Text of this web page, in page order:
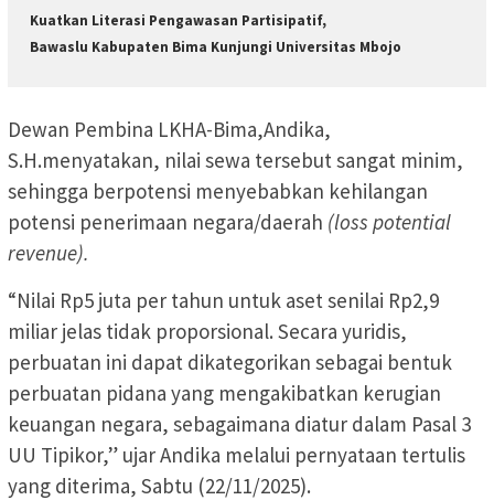
Kuatkan Literasi Pengawasan Partisipatif,
Bawaslu Kabupaten Bima Kunjungi Universitas Mbojo
Dewan Pembina LKHA-Bima,Andika,
S.H.menyatakan, nilai sewa tersebut sangat minim,
sehingga berpotensi menyebabkan kehilangan
potensi penerimaan negara/daerah (loss potential
revenue).
“Nilai Rp5 juta per tahun untuk aset senilai Rp2,9
miliar jelas tidak proporsional. Secara yuridis,
perbuatan ini dapat dikategorikan sebagai bentuk
perbuatan pidana yang mengakibatkan kerugian
keuangan negara, sebagaimana diatur dalam Pasal 3
UU Tipikor,” ujar Andika melalui pernyataan tertulis
yang diterima, Sabtu (22/11/2025).